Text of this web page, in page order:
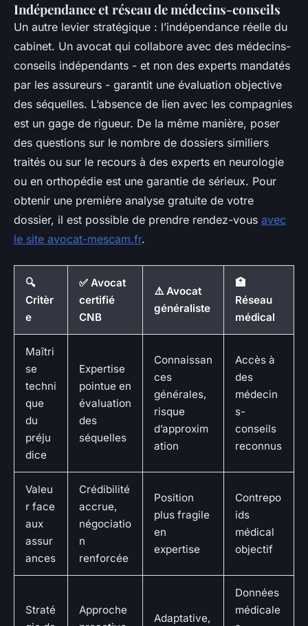
Indépendance et réseau de médecins-conseils
Un autre levier stratégique : l’indépendance réelle du
cabinet. Un avocat qui collabore avec des médecins-
conseils indépendants - et non des experts mandatés
par les assureurs - garantit une évaluation objective
des séquelles. L’absence de lien avec les compagnies
est un gage de rigueur. De la même manière, poser
des questions sur le nombre de dossiers similiers
traités ou sur le recours à des experts en neurologie
ou en orthopédie est une garantie de sérieux. Pour
obtenir une première analyse gratuite de votre
dossier, il est possible de prendre rendez-vous avec
le site avocat-mescam.fr.
🔍
Critèr
e
✅ Avocat
certifié
CNB
⚠️ Avocat
généraliste
🏥
Réseau
médical
Maîtri
se
techni
que
du
préju
dice
Expertise
pointue en
évaluation
des
séquelles
Connaissan
ces
générales,
risque
d’approxim
ation
Accès à
des
médecin
s-
conseils
reconnus
Valeu
r face
aux
assur
ances
Crédibilité
accrue,
négociatio
n
renforcée
Position
plus fragile
en
expertise
Contrepo
ids
médical
objectif
Straté
Approche
Adaptative,
Données
médicale